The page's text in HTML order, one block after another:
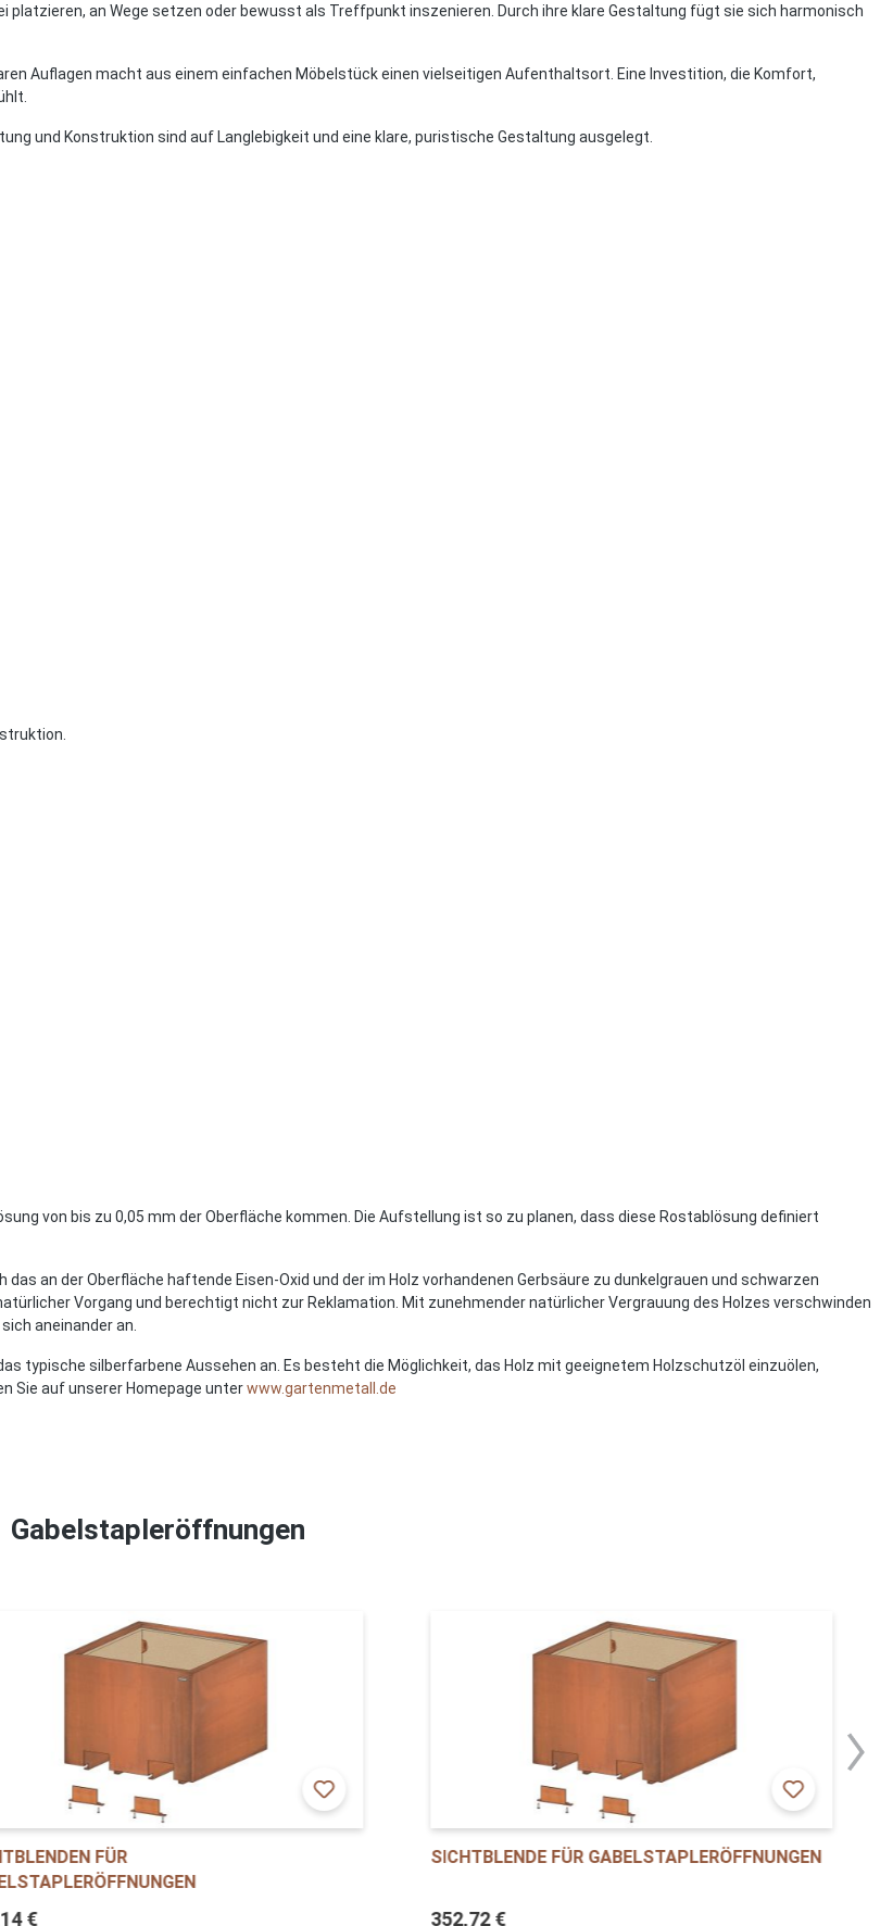
platzieren, an Wege setzen oder bewusst als Treffpunkt inszenieren. Durch ihre klare Gestaltung fügt sie sich harmonisch
Auflagen macht aus einem einfachen Möbelstück einen vielseitigen Aufenthaltsort. Eine Investition, die Komfort,
und Konstruktion sind auf Langlebigkeit und eine klare, puristische Gestaltung ausgelegt.
von bis zu 0,05 mm der Oberfläche kommen. Die Aufstellung ist so zu planen, dass diese Rostablösung definiert
an der Oberfläche haftende Eisen-Oxid und der im Holz vorhandenen Gerbsäure zu dunkelgrauen und schwarzen
Vorgang und berechtigt nicht zur Reklamation. Mit zunehmender natürlicher Vergrauung des Holzes verschwinden
aneinander an.
typische silberfarbene Aussehen an. Es besteht die Möglichkeit, das Holz mit geeignetem Holzschutzöl einzuölen,
Sie auf unserer Homepage unterwww.gartenmetall.de
Gabelstapleröffnungen
FÜR
€
SICHTBLENDE FÜR GABELSTAPLERÖFFNUNGEN
352,72 €